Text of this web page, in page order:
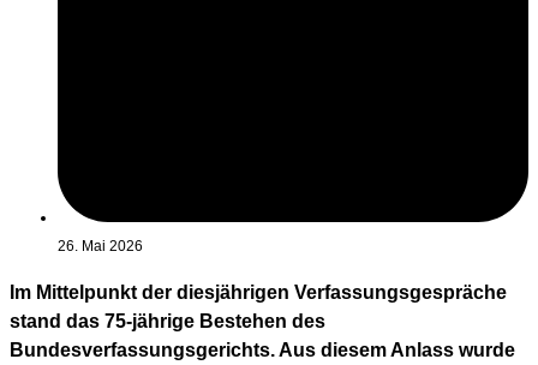
26. Mai 2026
Im Mittelpunkt der diesjährigen Verfassungsgespräche
stand das 75-jährige Bestehen des
Bundesverfassungsgerichts. Aus diesem Anlass wurde